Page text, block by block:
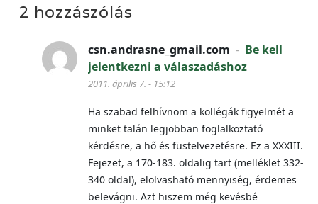
2 hozzászólás
csn.andrasne_gmail.com - Be kell
jelentkezni a válaszadáshoz
2011. április 7. - 15:12
Ha szabad felhívnom a kollégák figyelmét a
minket talán legjobban foglalkoztató
kérdésre, a hő és füstelvezetésre. Ez a XXXIII.
Fejezet, a 170-183. oldalig tart (melléklet 332-
340 oldal), elolvasható mennyiség, érdemes
belevágni. Azt hiszem még kevésbé